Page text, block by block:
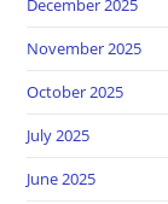
December 2025
November 2025
October 2025
July 2025
June 2025